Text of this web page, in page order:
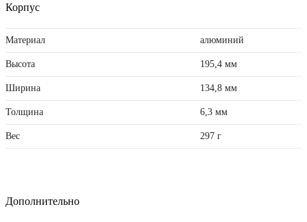
Корпус
Материал алюминий
Высота 195,4 мм
Ширина 134,8 мм
Толщина 6,3 мм
Вес 297 г
Дополнительно